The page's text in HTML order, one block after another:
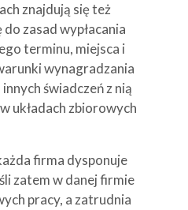
znajdują się też
zasad wypłacania
terminu, miejsca i
wynagradzania
świadczeń z nią
układach zbiorowych
firma dysponuje
zatem w danej firmie
pracy, a zatrudnia